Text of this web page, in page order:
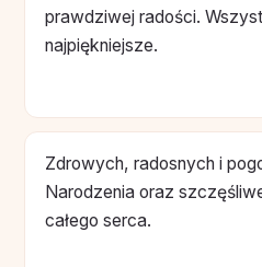
prawdziwej radości.
najpiękniejsze.
Zdrowych, radosnych i
Narodzenia oraz
całego serca.